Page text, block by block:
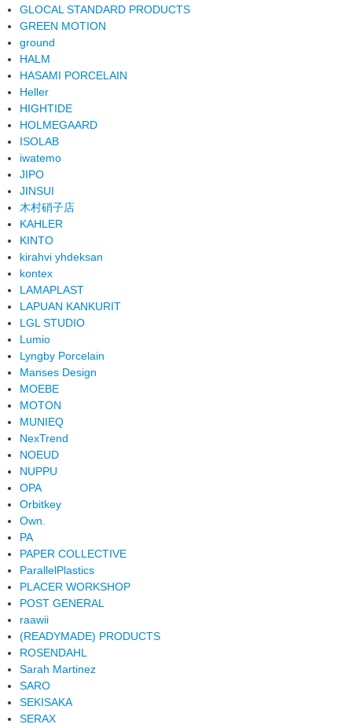
GLOCAL STANDARD PRODUCTS
GREEN MOTION
ground
HALM
HASAMI PORCELAIN
Heller
HIGHTIDE
HOLMEGAARD
ISOLAB
iwatemo
JIPO
JINSUI
木村硝子店
KAHLER
KINTO
kirahvi yhdeksan
kontex
LAMAPLAST
LAPUAN KANKURIT
LGL STUDIO
Lumio
Lyngby Porcelain
Manses Design
MOEBE
MOTON
MUNIEQ
NexTrend
NOEUD
NUPPU
OPA
Orbitkey
Own.
PA
PAPER COLLECTIVE
ParallelPlastics
PLACER WORKSHOP
POST GENERAL
raawii
(READYMADE) PRODUCTS
ROSENDAHL
Sarah Martinez
SARO
SEKISAKA
SERAX